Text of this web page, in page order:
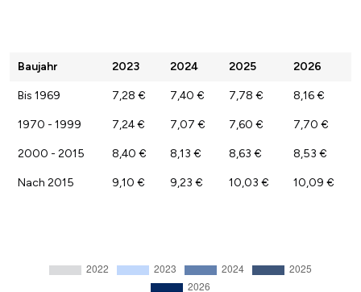
Baujahr 2023 2024 2025 2026
Bis 1969 7,28 € 7,40 € 7,78 € 8,16 €
1970 - 1999 7,24 € 7,07 € 7,60 € 7,70 €
2000 - 2015 8,40 € 8,13 € 8,63 € 8,53 €
Nach 2015 9,10 € 9,23 € 10,03 € 10,09 €